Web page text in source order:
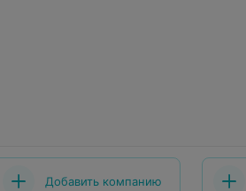
Добавить компанию